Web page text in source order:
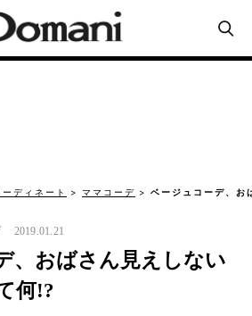
ーディネート ママコーデ ベージュコーデ、お
2019.01.21
、おばさん見えしない
何!?